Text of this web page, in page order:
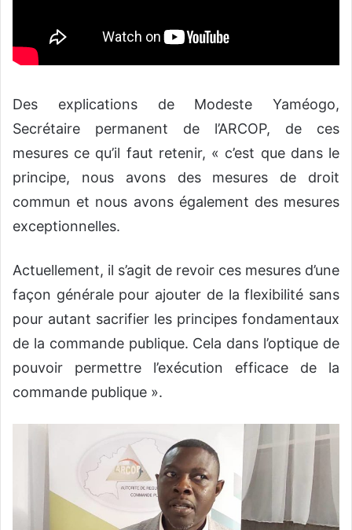
Des explications de Modeste Yaméogo,
Secrétaire permanent de l’ARCOP, de ces
mesures ce qu’il faut retenir, « c’est que dans le
principe, nous avons des mesures de droit
commun et nous avons également des mesures
exceptionnelles.
Actuellement, il s’agit de revoir ces mesures d’une
façon générale pour ajouter de la flexibilité sans
pour autant sacrifier les principes fondamentaux
de la commande publique. Cela dans l’optique de
pouvoir permettre l’exécution efficace de la
commande publique ».